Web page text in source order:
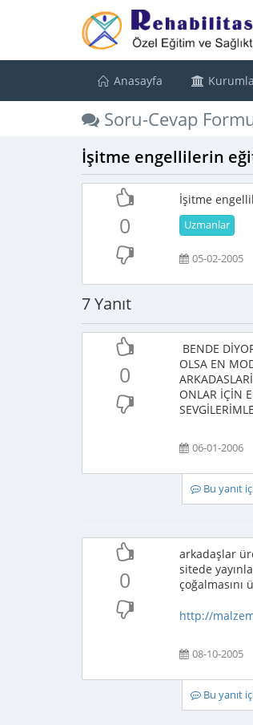
Anasayfa
Soru-Cevap
İşitme engellilerin
0
İşitme
Uzmanlar
05-02-2005
7 Yanıt
0
BENDE
OLSA EN
ONLAR İÇİN
SEVGİLERİMLE
06-01-2006
Bu yanıt
0
arkadaşlar
sitede
çoğalmasını
http://
08-10-2005
Bu yanıt